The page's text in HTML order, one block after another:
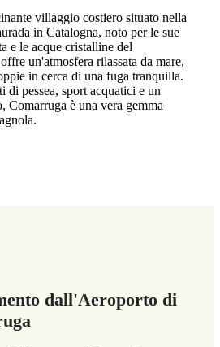
villaggio costiero situato nella
in Catalogna, noto per le sue
e le acque cristalline del
un'atmosfera rilassata da mare,
in cerca di una fuga tranquilla.
di pessea, sport acquatici e un
Comarruga è una vera gemma
dall'Aeroporto di